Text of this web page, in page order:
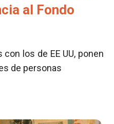
al Fondo
los de EE UU, ponen
de personas